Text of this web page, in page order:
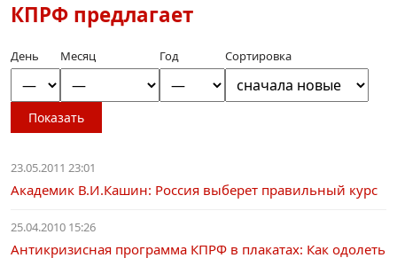
КПРФ предлагает
День Месяц Год Сортировка
Показать
23.05.2011 23:01
Академик В.И.Кашин: Россия выберет правильный курс
25.04.2010 15:26
Антикризисная программа КПРФ в плакатах: Как одолеть